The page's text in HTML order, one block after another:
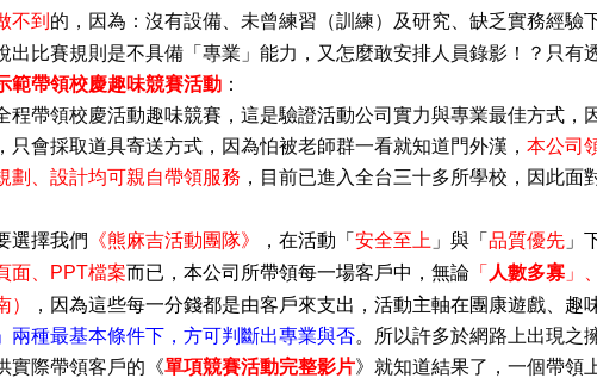
不到 的，因為：沒有設備、未曾練習 （訓練）及研究、缺乏實務經驗
出比賽規則是不具備 「專業」能力，又怎麼敢安排人員錄影！？只有
範帶領校慶趣味競賽活動 ：
程帶領校慶活動趣味競賽，這是驗證活動公司實力與專業最佳方式 ，
只會採取道具寄送方式，因為怕被老師群一看就知道門外漢， 本公司
劃 、設計均可親自帶領服務 ，目前已進入全台三十多所學校，因此面
選擇我們 《熊麻吉活動團隊》 ，在活動 「安全至上 」 與 「品質優先 」
面 PPT檔案而已，本公司所帶領每一場客戶中，無論 「 人數多寡 」
， 因為這些每一分錢都是由客戶來支出，活動主軸在團康遊戲 、趣
」兩種最基本條件下 ，方可判斷出專業與否。所以許多於網路上出現之
實際帶領客戶的《單項競賽活動完整影片》就知道結果了 ，一個帶領